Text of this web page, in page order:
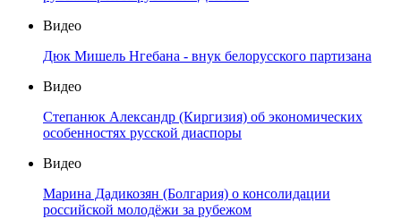
Видео
Дюк Мишель Нгебана - внук белорусского партизана
Видео
Степанюк Александр (Киргизия) об экономических
особенностях русской диаспоры
Видео
Марина Дадикозян (Болгария) о консолидации
российской молодёжи за рубежом